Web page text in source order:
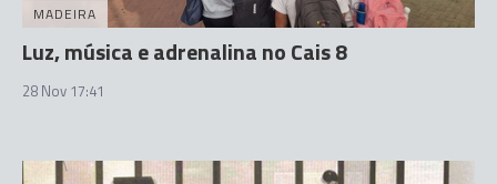
MADEIRA
Luz, música e adrenalina no Cais 8
28 Nov 17:41